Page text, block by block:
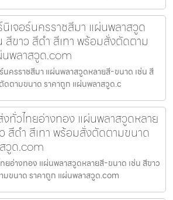
เจอร์นครราชสีมา แผ่นพลาสวูด
สีขาว สีดำ สีเทา พร้อมสั่งตัดตาม
พลาสวูด.com
นครราชสีมา แผ่นพลาสวูดหลายสี-ขนาด เช่น สี
ดตามขนาด ราคาถูก แผ่นพลาสวูด.c
ทั่วไทยอ่างทอง แผ่นพลาสวูดหลาย
สีดำ สีเทา พร้อมสั่งตัดตามขนาด
วูด.com
ยอ่างทอง แผ่นพลาสวูดหลายสี-ขนาด เช่น สีขาว
มขนาด ราคาถูก แผ่นพลาสวูด.com